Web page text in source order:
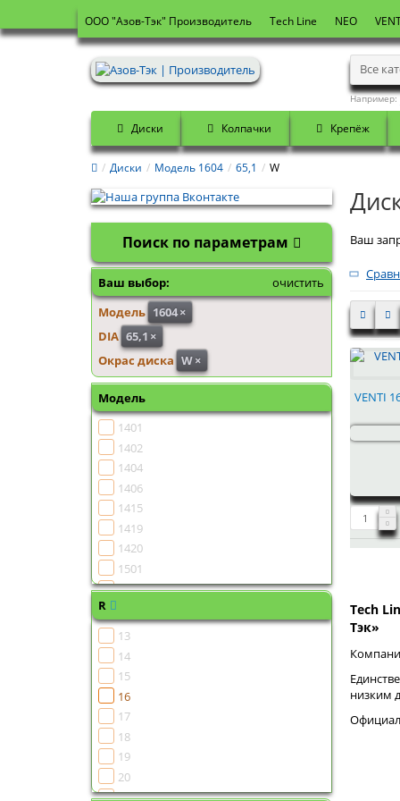
OOO "Азов-Тэк" Производитель Tech Line NEO
Все
Например:
Диски Колпачки Крепёж
Диски Модель 1604 65,1 W
Поиск по параметрам
Ваш выбор:
очистить
Модель 1604×
DIA 65,1 ×
Окрас диска W×
Модель
1401
1402
1404
1406
1415
1419
1420
1501
1502
1505
1507
1510
1513
1516
R
13
14
15
16
17
18
19
20
21
Ваш
VENTI
Tech
Тэк»
низким